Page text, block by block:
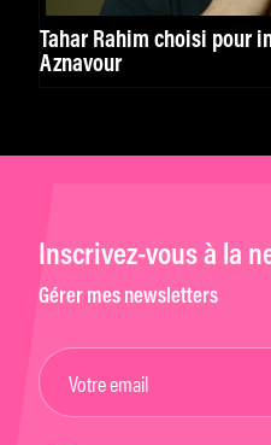
Tahar Rahim choisi pour
Aznavour
Inscrivez-vous à la
Gérer mes newsletters